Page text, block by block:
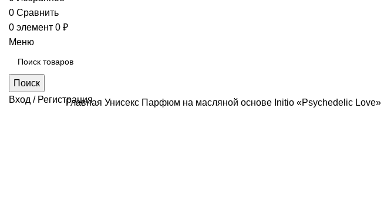
0 Сравнить
0 элемент 0 ₽
Меню
Поиск
Вход / Регистрация
Главная Унисекс Парфюм на масляной основе Initio «Psychedelic Love»